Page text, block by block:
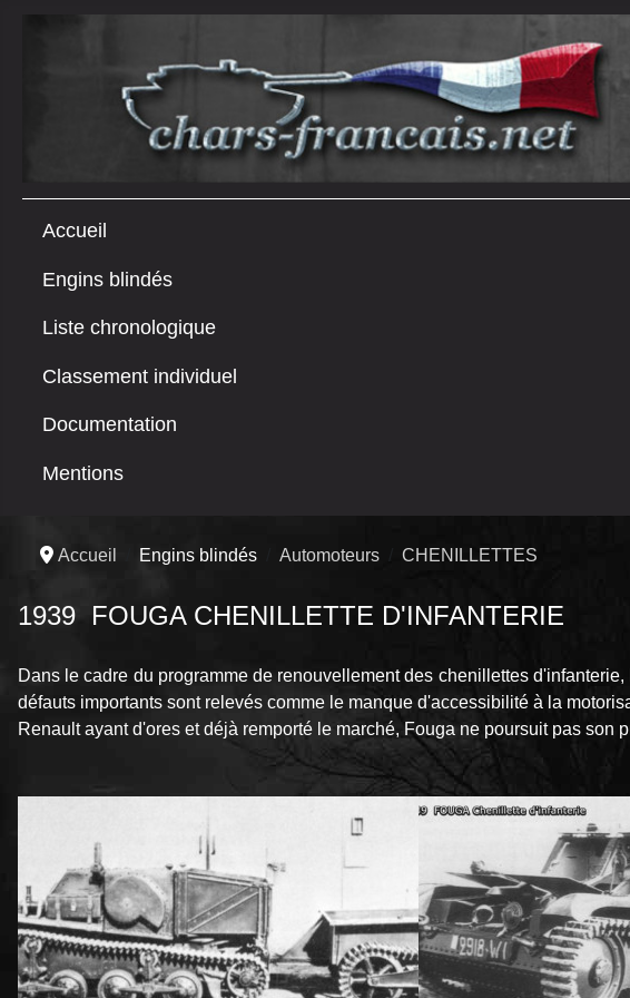
Accueil
Engins blindés
Liste chronologique
Classement individuel
Documentation
Mentions
Accueil Engins blindés Automoteurs CHENILLETTES
1939 FOUGA CHENILLETTE D'INFANTERIE
Dans le cadre du programme de renouvellement des chenillettes
défauts importants sont relevés comme le manque d'accessibilité à la
Renault ayant d'ores et déjà remporté le marché, Fouga ne poursuit pas son